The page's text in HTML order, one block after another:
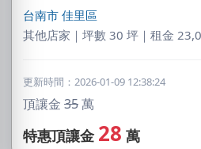
台南市 佳里區
其他店家｜坪數 30 坪｜租金
更新時間：2026-01-09 12:38:24
頂讓金 35萬
特惠頂讓金 28 萬
淑X